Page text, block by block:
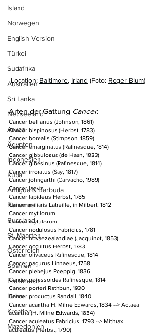
Island
Norwegen
English Version
Türkei
Südafrika
Australien
Sri Lanka
Neuseeland
Aruba
Ägypten
Indonesien
Kuba
Antigua & Barbuda
Bahamas
Russland
St. Maarten
Österreich
Spanien
Frankreich
Italien
Kroatien
Mazedonien
Location: Baltimore, Irland (Foto: Roger Blum)
Arten der Gattung Cancer:
Cancer bellianus (Johnson, 1861)
Cancer bispinosus (Herbst, 1783)
Cancer borealis (Stimpson, 1859)
Cancer emarginatus (Rafinesque, 1814)
Cancer gibbulosus (de Haan, 1833)
Cancer gibesinus (Rafinesque, 1814)
Cancer irroratus (Say, 1817)
Cancer johngarthi (Carvacho, 1989)
Cancer laevis
Cancer lapideus Herbst, 1785
Cancer miliaris Latreille, in Milbert, 1812
Cancer mytilorum
Cancer mytulorum
Cancer nodulosus Fabricius, 1781
Cancer novaezealandiae (Jacquinot, 1853)
Cancer occultus Herbst, 1783
Cancer olivaceus Rafinesque, 1814
Cancer pagurus Linnaeus, 1758
Cancer plebejus Poeppig, 1836
Cancer poressoides Rafinesque, 1814
Cancer porteri Rathbun, 1930
Cancer productus Randall, 1840
Cancer acantha H. Milne Edwards, 1834 --> Actaea
acantha (H. Milne Edwards, 1834)
Cancer aculeatus Fabricius, 1793 --> Mithrax
aculeatus (Herbst, 1790)